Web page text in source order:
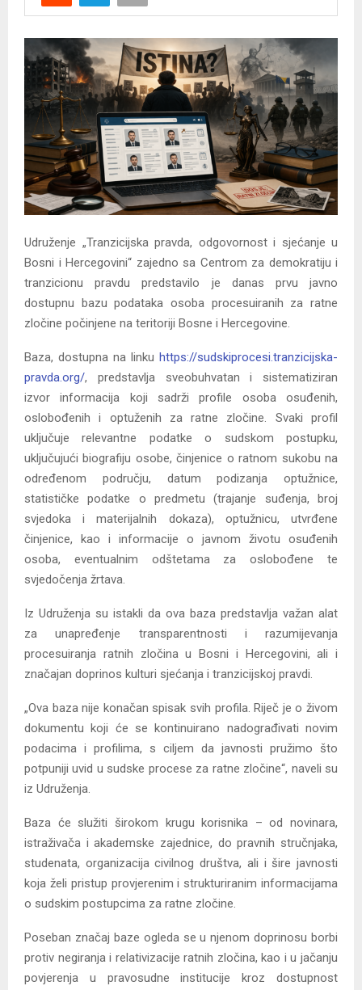
Y
M
N
U
Udruženje „Tranzicijska pravda, odgovornost i sjećanje u
Bosni i Hercegovini“ zajedno sa Centrom za demokratiju i
tranzicionu pravdu predstavilo je danas prvu javno
dostupnu bazu podataka osoba procesuiranih za ratne
zločine počinjene na teritoriji Bosne i Hercegovine.
Baza, dostupna na linku https://sudskiprocesi.tranzicijska-
pravda.org/, predstavlja sveobuhvatan i sistematiziran
izvor informacija koji sadrži profile osoba osuđenih,
oslobođenih i optuženih za ratne zločine. Svaki profil
uključuje relevantne podatke o sudskom postupku,
uključujući biografiju osobe, činjenice o ratnom sukobu na
određenom području, datum podizanja optužnice,
statističke podatke o predmetu (trajanje suđenja, broj
svjedoka i materijalnih dokaza), optužnicu, utvrđene
činjenice, kao i informacije o javnom životu osuđenih
osoba, eventualnim odštetama za oslobođene te
svjedočenja žrtava.
Iz Udruženja su istakli da ova baza predstavlja važan alat
za unapređenje transparentnosti i razumijevanja
procesuiranja ratnih zločina u Bosni i Hercegovini, ali i
značajan doprinos kulturi sjećanja i tranzicijskoj pravdi.
„Ova baza nije konačan spisak svih profila. Riječ je o živom
dokumentu koji će se kontinuirano nadograđivati novim
podacima i profilima, s ciljem da javnosti pružimo što
potpuniji uvid u sudske procese za ratne zločine“, naveli su
iz Udruženja.
Baza će služiti širokom krugu korisnika – od novinara,
istraživača i akademske zajednice, do pravnih stručnjaka,
studenata, organizacija civilnog društva, ali i šire javnosti
koja želi pristup provjerenim i strukturiranim informacijama
o sudskim postupcima za ratne zločine.
Poseban značaj baze ogleda se u njenom doprinosu borbi
protiv negiranja i relativizacije ratnih zločina, kao i u jačanju
povjerenja u pravosudne institucije kroz dostupnost